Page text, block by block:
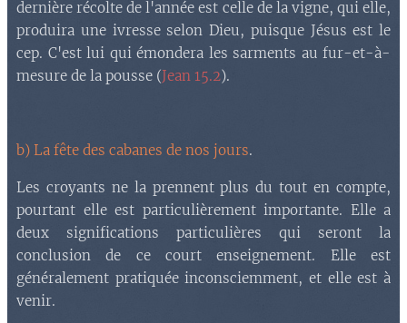
dernière récolte de l'année est celle de la vigne, qui elle,
produira une ivresse selon Dieu, puisque Jésus est le
cep. C'est lui qui émondera les sarments au fur-et-à-
mesure de la pousse (Jean 15.2).
b) La fête des cabanes de nos jours.
Les croyants ne la prennent plus du tout en compte,
pourtant elle est particulièrement importante. Elle a
deux significations particulières qui seront la
conclusion de ce court enseignement. Elle est
généralement pratiquée inconsciemment, et elle est à
venir.